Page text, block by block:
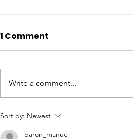
Equifeel & TREC (spé.
ptv) le 28 juin
1 Comment
Write a comment...
Sort by: Newest
baron_manue